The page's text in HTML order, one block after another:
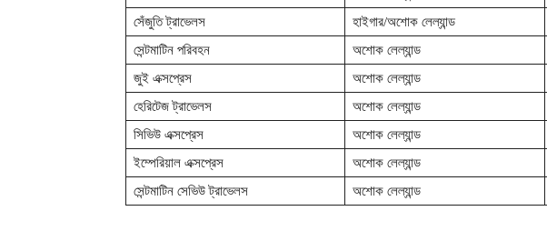
সেঁজুতি ট্রাভেলস
হাইগার/অশোক লেল্যান্ড
সেন্টমাটিন পরিবহন
অশোক লেল্যান্ড
জুই এক্সপ্রেস
অশোক লেল্যান্ড
হেরিটেজ ট্রাভেলস
অশোক লেল্যান্ড
সিভিউ এক্সপ্রেস
অশোক লেল্যান্ড
ইম্পেরিয়াল এক্সপ্রেস
অশোক লেল্যান্ড
সেন্টমাটিন সেভিউ ট্রাভেলস
অশোক লেল্যান্ড